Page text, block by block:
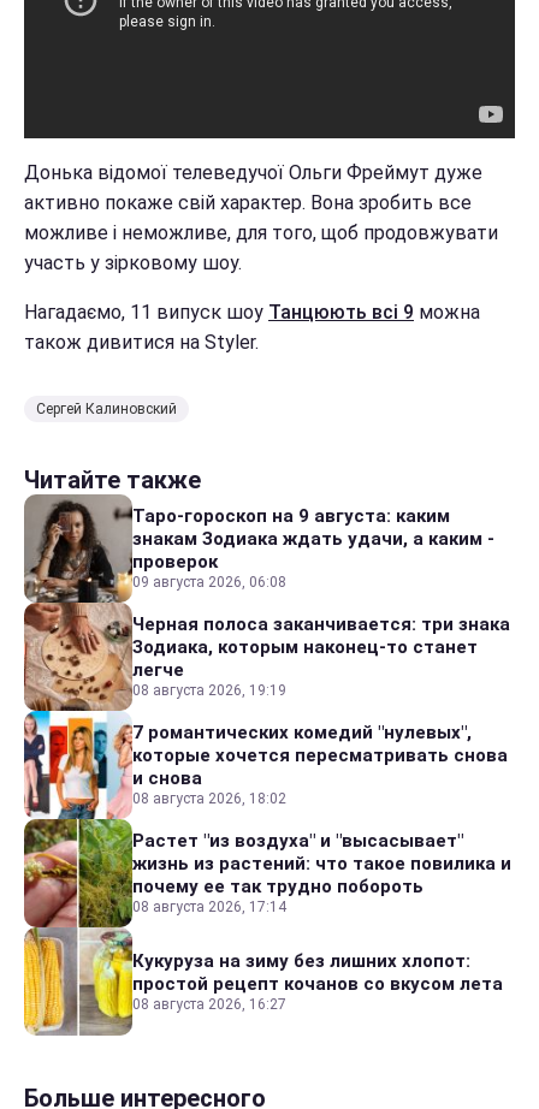
Донька відомої телеведучої Ольги Фреймут дуже
активно покаже свій характер. Вона зробить все
можливе і неможливе, для того, щоб продовжувати
участь у зірковому шоу.
Нагадаємо, 11 випуск шоу Танцюють всі 9 можна
також дивитися на Styler.
Сергей Калиновский
Читайте также
Таро-гороскоп на 9 августа: каким
знакам Зодиака ждать удачи, а каким -
проверок
09 августа 2026, 06:08
Черная полоса заканчивается: три знака
Зодиака, которым наконец-то станет
легче
08 августа 2026, 19:19
7 романтических комедий "нулевых",
которые хочется пересматривать снова
и снова
08 августа 2026, 18:02
Растет "из воздуха" и "высасывает"
жизнь из растений: что такое повилика и
почему ее так трудно побороть
08 августа 2026, 17:14
Кукуруза на зиму без лишних хлопот:
простой рецепт кочанов со вкусом лета
08 августа 2026, 16:27
Больше интересного